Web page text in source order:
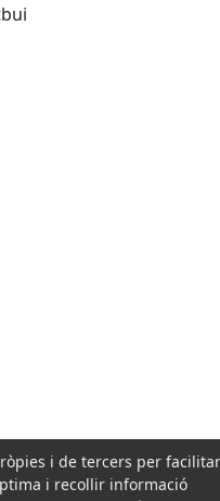
i de tercers per
i recollir informació